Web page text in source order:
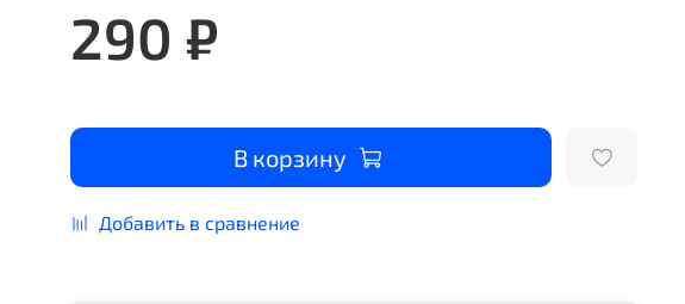
290 ₽
В корзину
Добавить в сравнение